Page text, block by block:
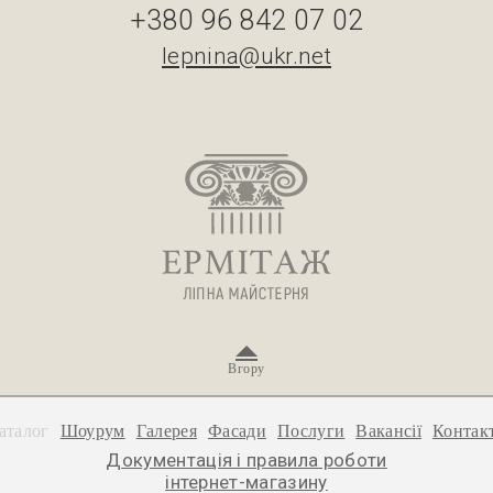
+380 96 842 07 02
lepnina@ukr.net
Вгору
Шоурум Галерея Фасади Послуги Вакансії
Документація і правила роботи
інтернет-магазину